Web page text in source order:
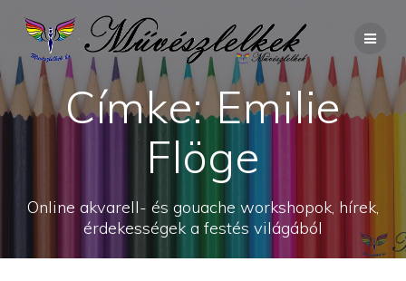
content
Címke:Emilie
Flöge
Online akvarell- és gouache workshopok, hírek,
érdekességek a festés világából